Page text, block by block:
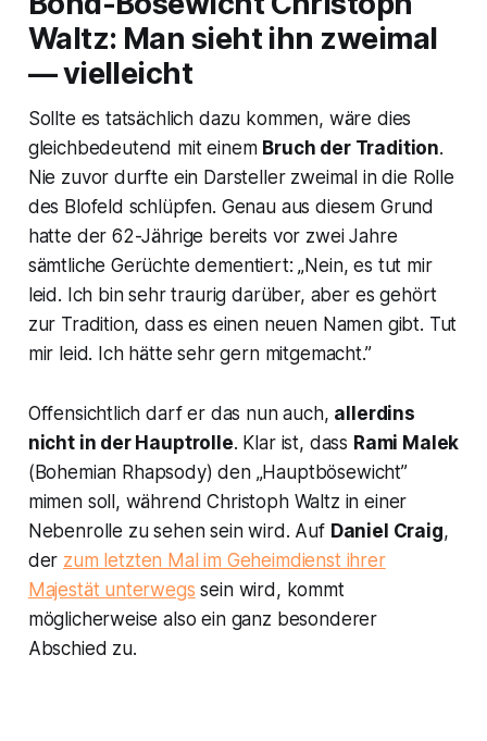
Waltz: Man sieht ihn zweimal
— vielleicht
Sollte es tatsächlich dazu kommen, wäre dies
gleichbedeutend mit einem Bruch der Tradition.
Nie zuvor durfte ein Darsteller zweimal in die Rolle
des Blofeld schlüpfen. Genau aus diesem Grund
hatte der 62-Jährige bereits vor zwei Jahre
sämtliche Gerüchte dementiert: „Nein, es tut mir
leid. Ich bin sehr traurig darüber, aber es gehört
zur Tradition, dass es einen neuen Namen gibt. Tut
mir leid. Ich hätte sehr gern mitgemacht.”
Offensichtlich darf er das nun auch, allerdins
nicht in der Hauptrolle. Klar ist, dass Rami Malek
( Bohemian Rhapsody) den „Hauptbösewicht”
mimen soll, während Christoph Waltz in einer
Nebenrolle zu sehen sein wird. Auf Daniel Craig,
der zum letzten Mal im Geheimdienst ihrer
Majestät unterwegs sein wird, kommt
möglicherweise also ein ganz besonderer
Abschied zu.